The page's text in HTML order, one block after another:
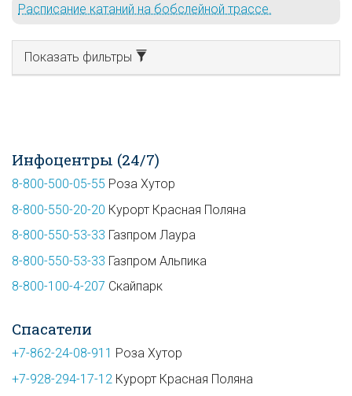
Расписание катаний на бобслейной трассе.
Показать фильтры
Инфоцентры (24/7)
8-800-500-05-55 Роза Хутор
8-800-550-20-20 Курорт Красная Поляна
8-800-550-53-33 Газпром Лаура
8-800-550-53-33 Газпром Альпика
8-800-100-4-207 Скайпарк
Спасатели
+7-862-24-08-911 Роза Хутор
+7-928-294-17-12 Курорт Красная Поляна